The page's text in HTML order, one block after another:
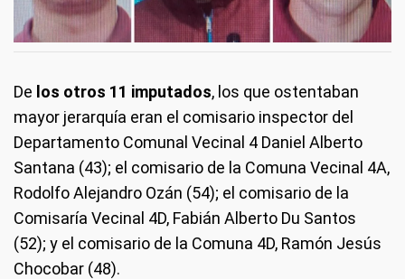
De los otros 11 imputados, los que ostentaban
mayor jerarquía eran el comisario inspector del
Departamento Comunal Vecinal 4 Daniel Alberto
Santana (43); el comisario de la Comuna Vecinal 4A,
Rodolfo Alejandro Ozán (54); el comisario de la
Comisaría Vecinal 4D, Fabián Alberto Du Santos
(52); y el comisario de la Comuna 4D, Ramón Jesús
Chocobar (48).